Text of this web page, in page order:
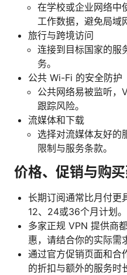
在学校或企业网络中
工作数据，避免局域
旅行与跨境访问
连接到目标国家的服
务。
公共 Wi-Fi 的安全防护
公共网络易被监听，
跟踪风险。
流媒体和下载
选择对流媒体友好的
限制与服务条款。
价格、促销与购
长期订阅通常比月付更
12、24或36个月计划。
多家正规 VPN 提供商
惠，请结合你的实际需
通过官方促销页面和合
的折扣与额外的服务时